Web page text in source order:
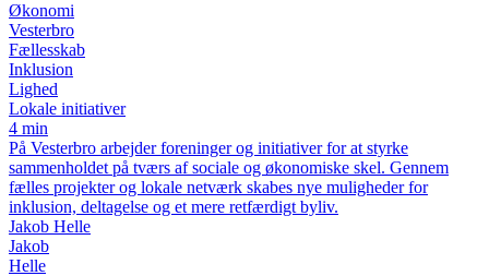
Økonomi
Vesterbro
Fællesskab
Inklusion
Lighed
Lokale initiativer
4 min
På Vesterbro arbejder foreninger og initiativer for at styrke
sammenholdet på tværs af sociale og økonomiske skel. Gennem
fælles projekter og lokale netværk skabes nye muligheder for
inklusion, deltagelse og et mere retfærdigt byliv.
Jakob Helle
Jakob
Helle